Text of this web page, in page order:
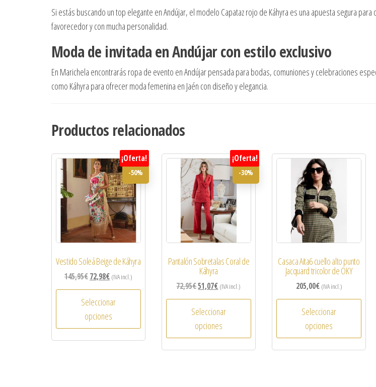
Si estás buscando un top elegante en Andújar, el modelo Capataz rojo de Káhyra es una apuesta segura
favorecedor y con mucha personalidad.
Moda de invitada en Andújar con estilo exclusivo
En Marichela encontrarás ropa de evento en Andújar pensada para bodas, comuniones y celebraciones
como Káhyra para ofrecer moda femenina en Jaén con diseño y elegancia.
Productos relacionados
¡Oferta!
Vestido Soleá Beige de Káhyra
145,95€72,98€ (IVA incl.)
Seleccionar
opciones
-50%
¡Oferta!
Pantalón Sobretalas Coral de
Káhyra
72,95€51,07€ (IVA incl.)
Seleccionar
opciones
-30%
Casaca Aita6 cuello alto punto
Jacquard tricolor de OKY
205,00€ (IVA incl.)
Seleccionar
opciones